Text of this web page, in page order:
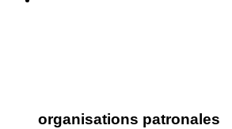
organisations patronales